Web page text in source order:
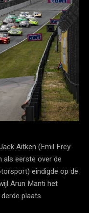
Aitken (Emil Frey
als eerste over de
eindigde op de
Arun Manti het
plaats.